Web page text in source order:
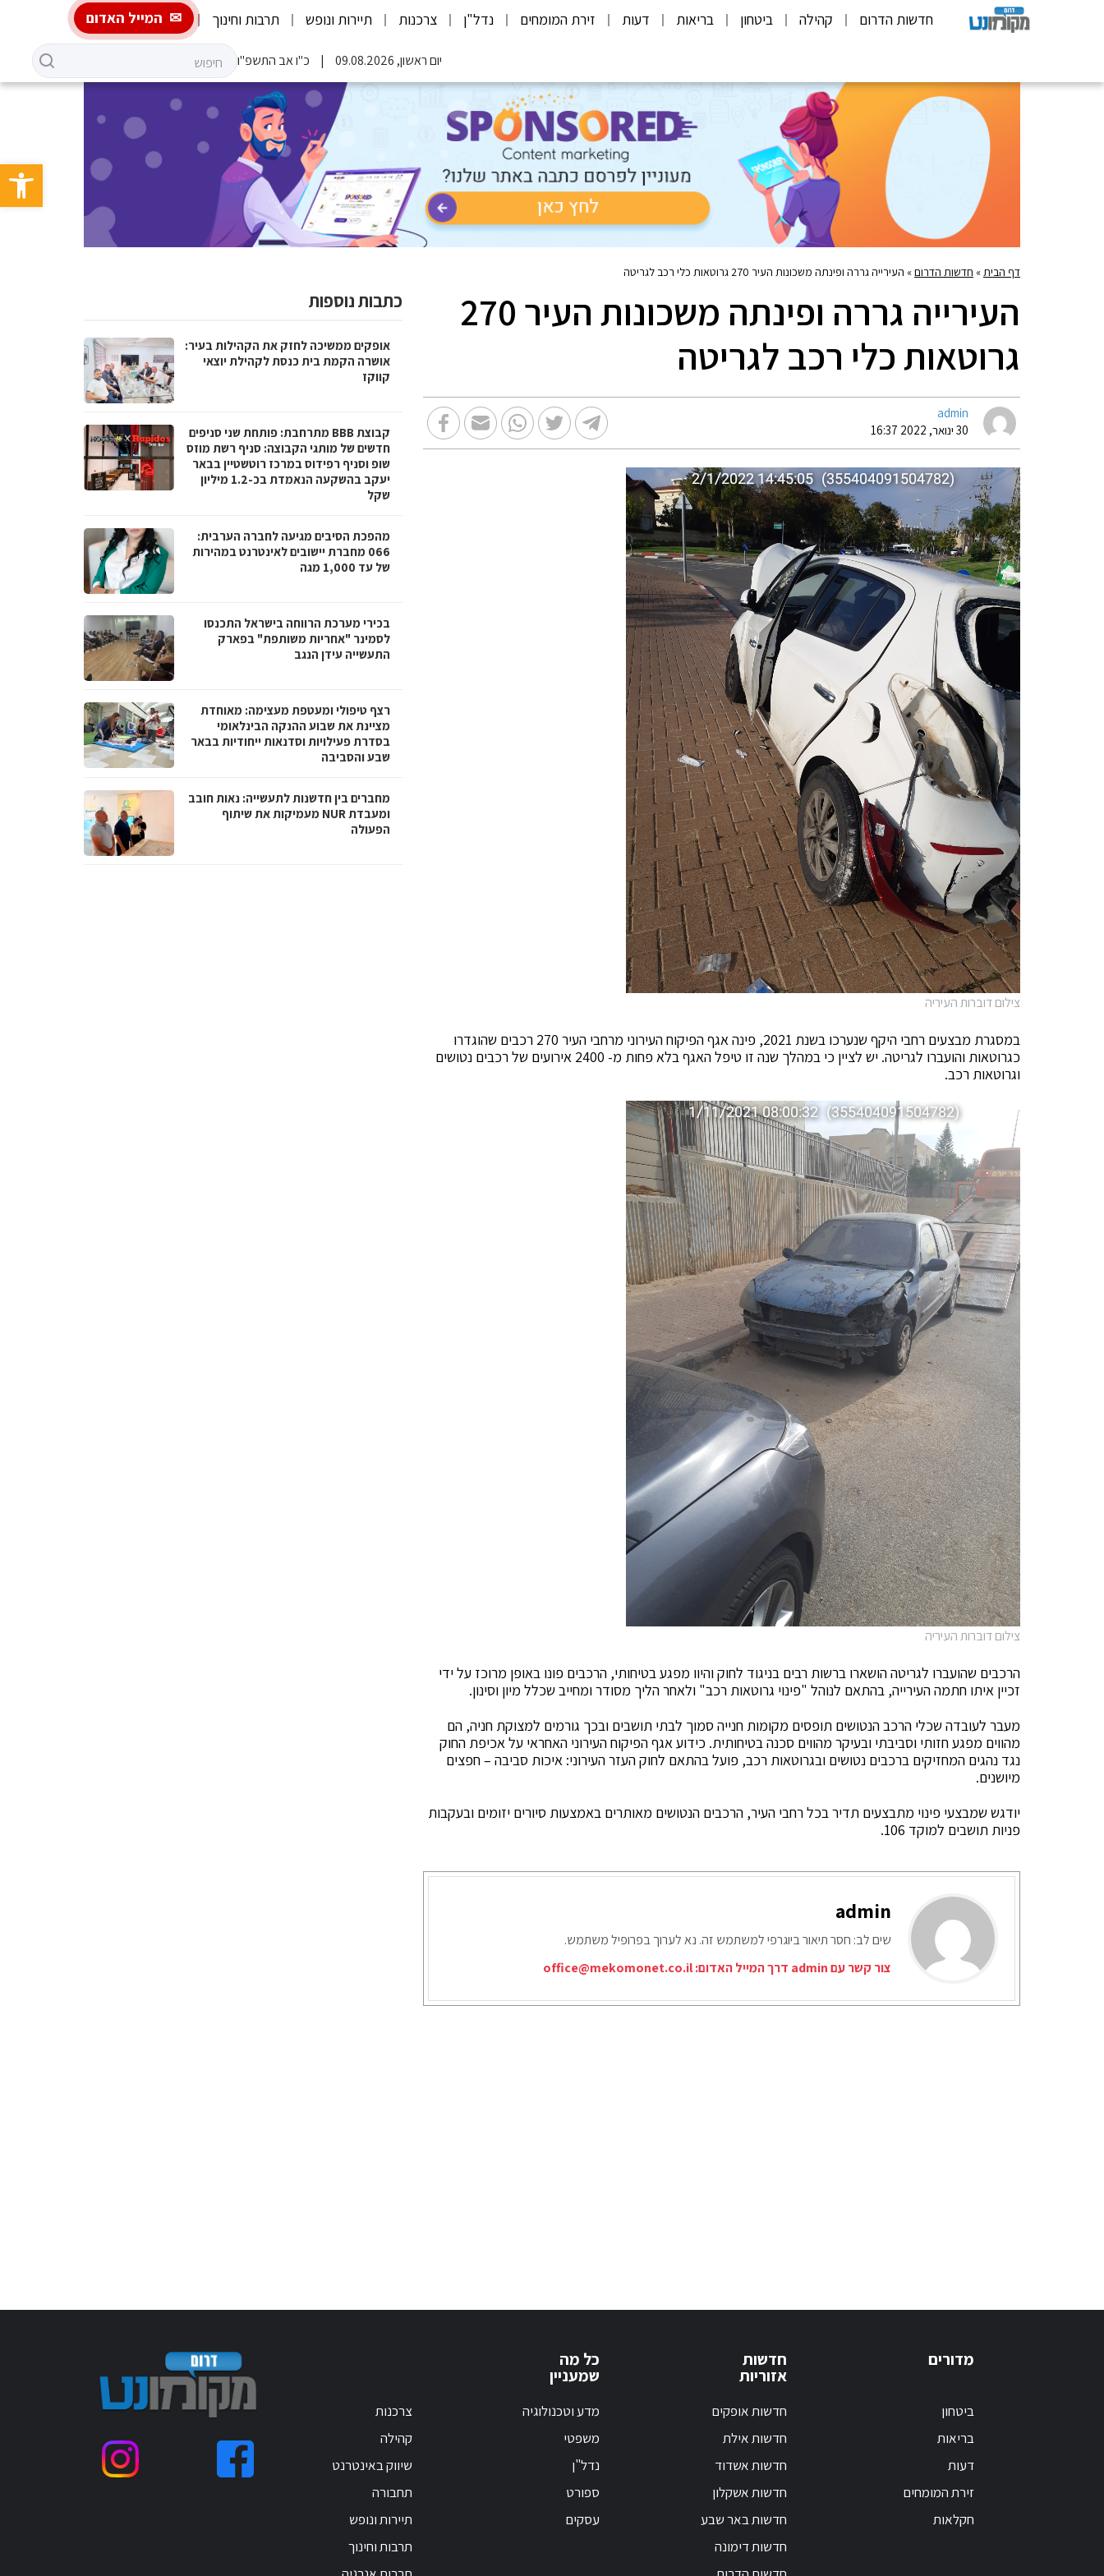
פתח
חדשות הדרום קהילה ביטחון בריאות דעות זירת המומחים נדל"ן צרכנות תיירות ונופש תרבות וחינוך המייל האדום
יום ראשון, 09.08.2026 כ"ו אב התשפ"ו
דף הבית » חדשות הדרום» העירייה גררה ופינתה משכונות העיר 270 גרוטאות כלי רכב לגריטה
העירייה גררה ופינתה משכונות העיר 270
גרוטאות כלי רכב לגריטה
admin
30 ינואר, 2022 16:37
צילום דוברות העיריה
במסגרת מבצעים רחבי היקף שנערכו בשנת 2021, פינה אגף הפיקוח העירוני מרחבי העיר 270 רכבים שהוגדרו
כגרוטאות והועברו לגריטה. יש לציין כי במהלך שנה זו טיפל האגף בלא פחות מ- 2400 אירועים של רכבים נטושים
וגרוטאות רכב.
צילום דוברות העיריה
הרכבים שהועברו לגריטה הושארו ברשות רבים בניגוד לחוק והיוו מפגע בטיחותי, הרכבים פונו באופן מרוכז על ידי
זכיין איתו חתמה העירייה, בהתאם לנוהל "פינוי גרוטאות רכב" ולאחר הליך מסודר ומחייב שכלל מיון וסינון.
מעבר לעובדה שכלי הרכב הנטושים תופסים מקומות חנייה סמוך לבתי תושבים ובכך גורמים למצוקת חניה, הם
מהווים מפגע חזותי וסביבתי ובעיקר מהווים סכנה בטיחותית. כידוע אגף הפיקוח העירוני האחראי על אכיפת החוק
נגד נהגים המחזיקים ברכבים נטושים ובגרוטאות רכב, פועל בהתאם לחוק העזר העירוני: איכות סביבה – חפצים
מיושנים.
יודגש שמבצעי פינוי מתבצעים תדיר בכל רחבי העיר, הרכבים הנטושים מאותרים באמצעות סיורים יזומים ובעקבות
פניות תושבים למוקד 106.
admin
שים לב: חסר תיאור ביוגרפי למשתמש זה. נא לערוך בפרופיל משתמש.
צור קשר עם admin דרך המייל האדום:
office@mekomonet.co.il
כתבות נוספות
אופקים ממשיכה לחזק את הקהילות בעיר:
אושרה הקמת בית כנסת לקהילת יוצאי
קווקז
קבוצת BBB מתרחבת: פותחת שני סניפים
חדשים של מותגי הקבוצה: סניף רשת מוזס
שופ וסניף רפידוס במרכז רוטשטיין בבאר
יעקב בהשקעה הנאמדת בכ-1.2 מיליון
שקל
מהפכת הסיבים מגיעה לחברה הערבית:
066 מחברת יישובים לאינטרנט במהירות
של עד 1,000 מגה
בכירי מערכת הרווחה בישראל התכנסו
לסמינר "אחריות משותפת" בפארק
התעשייה עידן הנגב
רצף טיפולי ומעטפת מעצימה: מאוחדת
מציינת את שבוע ההנקה הבינלאומי
בסדרת פעילויות וסדנאות ייחודיות בבאר
שבע והסביבה
מחברים בין חדשנות לתעשייה: נאות חובב
ומעבדת NUR מעמיקות את שיתוף
הפעולה
מדורים
ביטחון
בריאות
דעות
זירת המומחים
חקלאות
חדשות
אזוריות
חדשות אופקים
חדשות אילת
חדשות אשדוד
חדשות אשקלון
חדשות באר שבע
חדשות דימונה
כל מה
שמעניין
מדע וטכנולוגיה
משפטי
נדל"ן
ספורט
עסקים
צרכנות
קהילה
שיווק באינטרנט
תחבורה
תיירות ונופש
תרבות וחינוך